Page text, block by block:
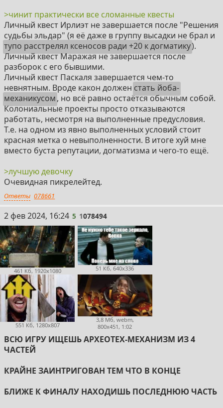
>чинит практически все сломанные квесты
Личный квест Ирлиэт не завершается после "Решения
судьбы эльдар" (я её даже в группу высадки не брал и
тупо расстрелял ксеносов ради +20 к догматику).
Личный квест Маражая не завершается после
разборок с его бывшими.
Личный квест Паскаля завершается чем-то
невнятным. Вроде какон должен стать йоба-
механикусом, но всё равно остаётся обычным собой.
Колониальные проекты просто отказываются
работать, несмотря на выполненные предусловия.
Т.е. на одном из явно выполненных условий стоит
красная метка о невыполненности. В итоге хуй мне
вместо буста репутации, догматизма и чего-то ещё.
>лучшую девочку
Очевидная пикрелейтед.
Ответы 078661
5
2 фев 2024, 16:24 5 1078494
461 Кб, 1920x1080 51 Кб, 640x336
551 Кб, 1280x807
3,8 Мб, webm,
800x451, 1:02
ВСЮ ИГРУ ИЩЕШЬ АРХЕОТЕХ-МЕХАНИЗМ ИЗ 4
ЧАСТЕЙ
КРАЙНЕ ЗАИНТРИГОВАН ТЕМ ЧТО В КОНЦЕ
БЛИЖЕ К ФИНАЛУ НАХОДИШЬ ПОСЛЕДНЮЮ ЧАСТЬ